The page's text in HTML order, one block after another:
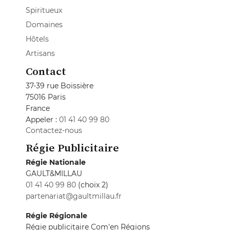
Spiritueux
Domaines
Hôtels
Artisans
Contact
37-39 rue Boissière
75016 Paris
France
Appeler : 01 41 40 99 80
Contactez-nous
Régie Publicitaire
Régie Nationale
GAULT&MILLAU
01 41 40 99 80 (choix 2)
partenariat@gaultmillau.fr
Régie Régionale
Régie publicitaire Com'en Régions